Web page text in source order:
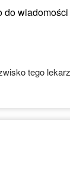
do wiadomości
tego